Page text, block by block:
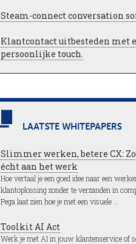
Steam-connect conversation
Klantcontact uitbesteden met
persoonlijke touch.
LAATSTE WHITEPAPERS
Slimmer werken, betere CX:
écht aan het werk
Hoe vertaal je een goed idee naar een
klantoplossing zonder te verzanden in
Pega laat zien hoe je met een visuele …
Toolkit AI Act
Werk je met AI in jouw klantenservice of